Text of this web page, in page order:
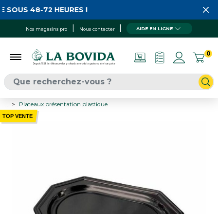
Nos magasins pro Nous contacter AIDE EN LIGNE
0
48-72 HEURES !
Plateaux présentation plastique
TOP VENTE